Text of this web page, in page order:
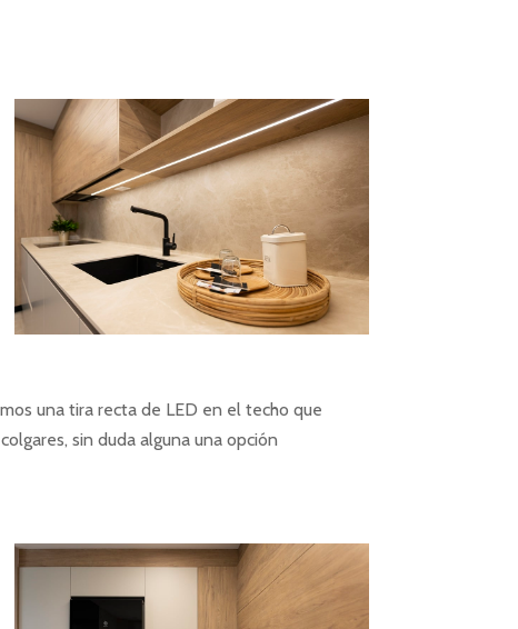
una tira recta de LED en el techo que
sin duda alguna una opción